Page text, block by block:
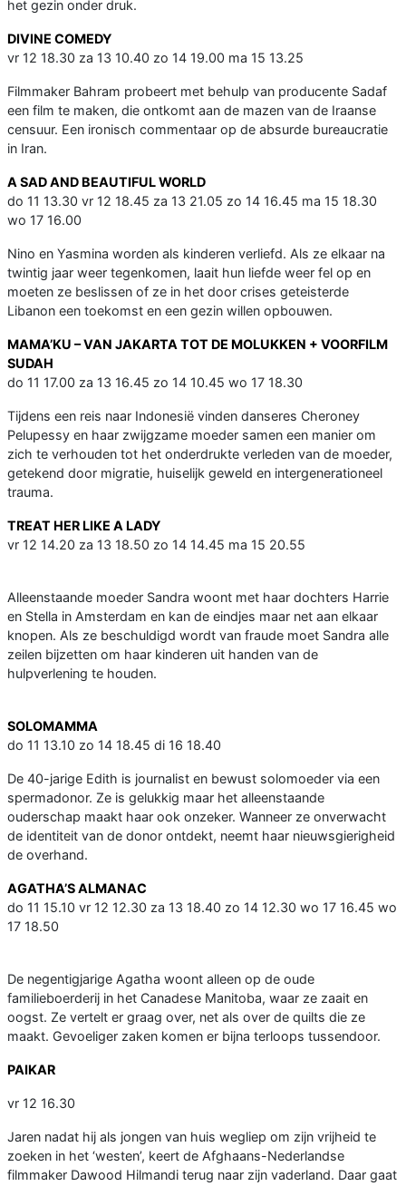
het gezin onder druk.
DIVINE COMEDY
vr 12 18.30 za 13 10.40 zo 14 19.00 ma 15 13.25
Filmmaker Bahram probeert met behulp van producente Sadaf
een film te maken, die ontkomt aan de mazen van de Iraanse
censuur. Een ironisch commentaar op de absurde bureaucratie
in Iran.
A SAD AND BEAUTIFUL WORLD
do 11 13.30 vr 12 18.45 za 13 21.05 zo 14 16.45 ma 15 18.30
wo 17 16.00
Nino en Yasmina worden als kinderen verliefd. Als ze elkaar na
twintig jaar weer tegenkomen, laait hun liefde weer fel op en
moeten ze beslissen of ze in het door crises geteisterde
Libanon een toekomst en een gezin willen opbouwen.
MAMA’KU – VAN JAKARTA TOT DE MOLUKKEN + VOORFILM
SUDAH
do 11 17.00 za 13 16.45 zo 14 10.45 wo 17 18.30
Tijdens een reis naar Indonesië vinden danseres Cheroney
Pelupessy en haar zwijgzame moeder samen een manier om
zich te verhouden tot het onderdrukte verleden van de moeder,
getekend door migratie, huiselijk geweld en intergenerationeel
trauma.
TREAT HER LIKE A LADY
vr 12 14.20 za 13 18.50 zo 14 14.45 ma 15 20.55
Alleenstaande moeder Sandra woont met haar dochters Harrie
en Stella in Amsterdam en kan de eindjes maar net aan elkaar
knopen. Als ze beschuldigd wordt van fraude moet Sandra alle
zeilen bijzetten om haar kinderen uit handen van de
hulpverlening te houden.
SOLOMAMMA
do 11 13.10 zo 14 18.45 di 16 18.40
De 40-jarige Edith is journalist en bewust solomoeder via een
spermadonor. Ze is gelukkig maar het alleenstaande
ouderschap maakt haar ook onzeker. Wanneer ze onverwacht
de identiteit van de donor ontdekt, neemt haar nieuwsgierigheid
de overhand.
AGATHA’S ALMANAC
do 11 15.10 vr 12 12.30 za 13 18.40 zo 14 12.30 wo 17 16.45 wo
17 18.50
De negentigjarige Agatha woont alleen op de oude
familieboerderij in het Canadese Manitoba, waar ze zaait en
oogst. Ze vertelt er graag over, net als over de quilts die ze
maakt. Gevoeliger zaken komen er bijna terloops tussendoor.
PAIKAR
vr 12 16.30
Jaren nadat hij als jongen van huis wegliep om zijn vrijheid te
zoeken in het ‘westen’, keert de Afghaans-Nederlandse
filmmaker Dawood Hilmandi terug naar zijn vaderland. Daar gaat